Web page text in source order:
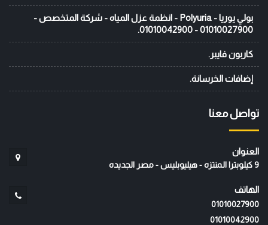
بولي يوريا - Polyuria - انظمة عزل المياه - شركة المتخصص -
01010027900 - 01010042900.
كاربون فايبر.
إضافات الخرسانة.
تواصل معنا
العنوان
9 كيلوبترا المنتزه - هيليوبليس - مصر الجديده
الهاتف
01010027900
01010042900